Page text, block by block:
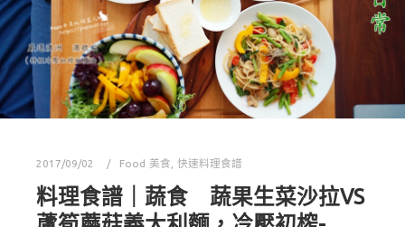
2017/09/02 Food 美食 快速料理食譜
料理食譜｜蔬食 蔬果生菜沙拉VS